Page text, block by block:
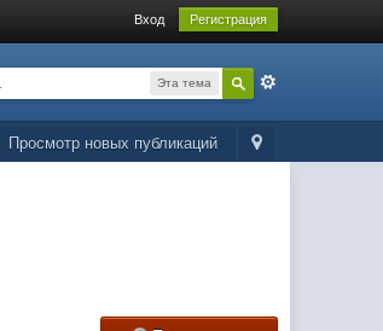
Вход Регистрация
Эта тема
Просмотр новых публикаций